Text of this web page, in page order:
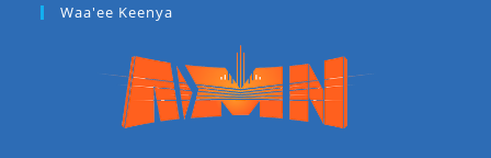
Waa'ee Keenya